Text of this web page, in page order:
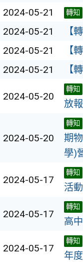
2024-05-21 轉知
2024-05-21 【
2024-05-21 【
2024-05-21 【
2024-05-20
轉知
放
2024-05-20
轉知
期
學)
2024-05-17
轉知
活
2024-05-17
轉知
高
2024-05-17
轉知
年